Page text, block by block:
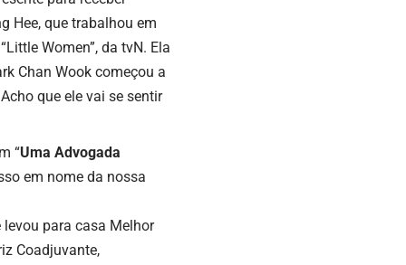
Hee, que trabalhou em
Women”, da tvN. Ela
Chan Wook começou a
que ele vai se sentir
“Uma Advogada
em nome da nossa
levou para casa Melhor
Coadjuvante,